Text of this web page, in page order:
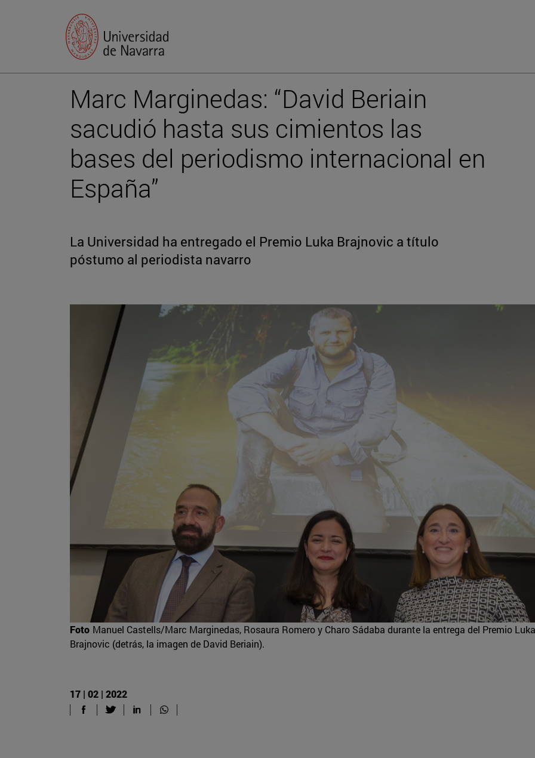
Marc Marginedas: “David Beriain
sacudió hasta sus cimientos las
bases del periodismo internacional en
España”
La Universidad ha entregado el Premio Luka Brajnovic a título
póstumo al periodista navarro
Foto Manuel Castells/Marc Marginedas, Rosaura Romero y Charo Sádaba durante la entrega del Premio Luka
Brajnovic (detrás, la imagen de David Beriain).
17 | 02 | 2022